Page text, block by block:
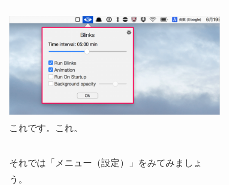
これです。これ。
それでは「メニュー（設定）」をみてみましょ
う。